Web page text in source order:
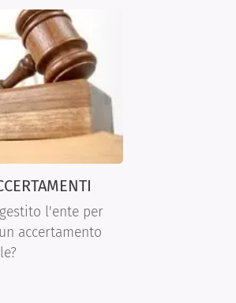
l'ente per
accertamento